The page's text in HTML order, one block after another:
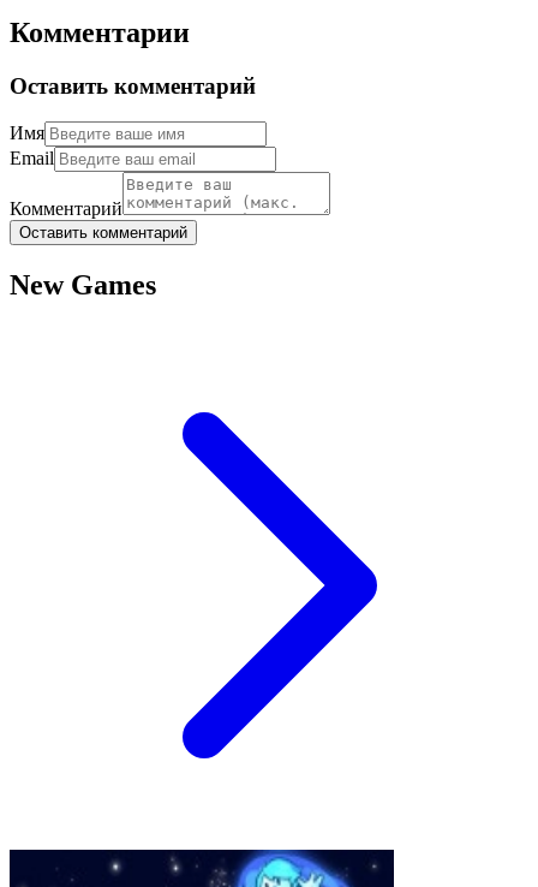
Комментарии
Оставить комментарий
Имя
Email
Комментарий
Оставить комментарий
New Games